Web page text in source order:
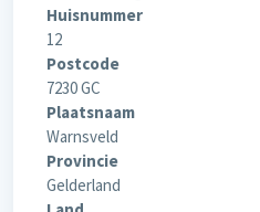
Huisnummer
12
Postcode
7230 GC
Plaatsnaam
Warnsveld
Provincie
Gelderland